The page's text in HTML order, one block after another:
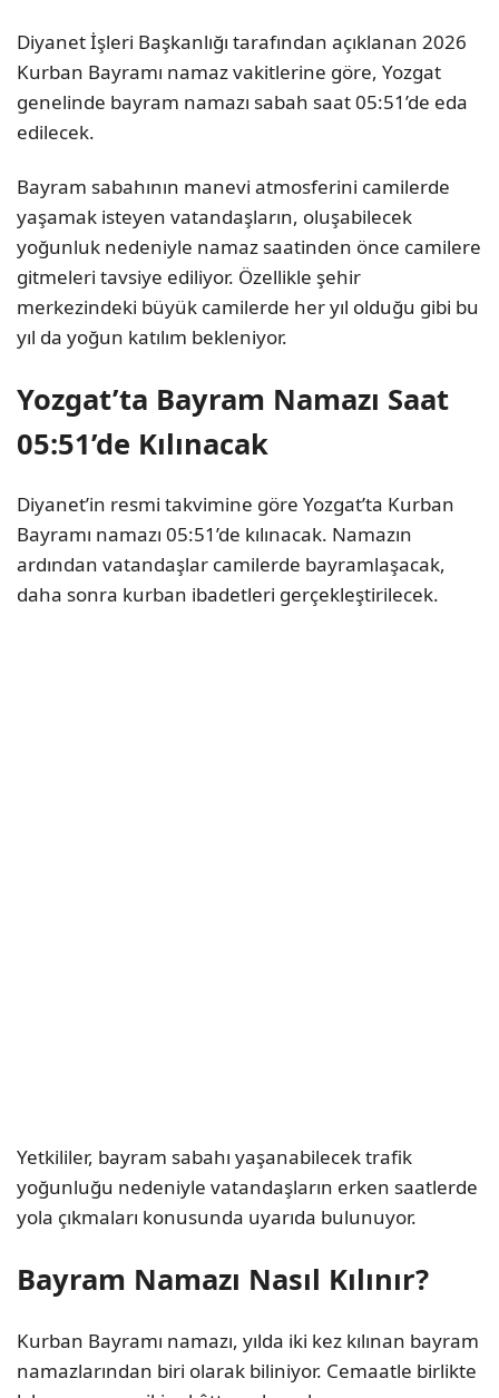
Diyanet İşleri Başkanlığı tarafından açıklanan 2026
Kurban Bayramı namaz vakitlerine göre, Yozgat
genelinde bayram namazı sabah saat 05:51’de eda
edilecek.
Bayram sabahının manevi atmosferini camilerde
yaşamak isteyen vatandaşların, oluşabilecek
yoğunluk nedeniyle namaz saatinden önce camilere
gitmeleri tavsiye ediliyor. Özellikle şehir
merkezindeki büyük camilerde her yıl olduğu gibi bu
yıl da yoğun katılım bekleniyor.
Yozgat’ta Bayram Namazı Saat
05:51’de Kılınacak
Diyanet’in resmi takvimine göre Yozgat’ta Kurban
Bayramı namazı 05:51’de kılınacak. Namazın
ardından vatandaşlar camilerde bayramlaşacak,
daha sonra kurban ibadetleri gerçekleştirilecek.
Yetkililer, bayram sabahı yaşanabilecek trafik
yoğunluğu nedeniyle vatandaşların erken saatlerde
yola çıkmaları konusunda uyarıda bulunuyor.
Bayram Namazı Nasıl Kılınır?
Kurban Bayramı namazı, yılda iki kez kılınan bayram
namazlarından biri olarak biliniyor. Cemaatle birlikte